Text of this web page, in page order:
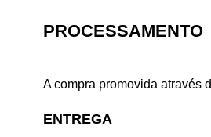
PROCESSAMENTO
A compra promovida através
ENTREGA